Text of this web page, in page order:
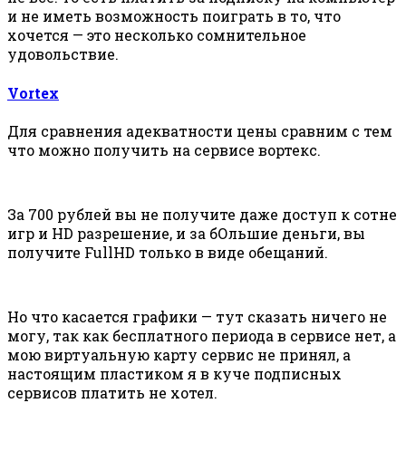
и не иметь возможность поиграть в то, что
хочется — это несколько сомнительное
удовольствие.
Vortex
Для сравнения адекватности цены сравним с тем
что можно получить на сервисе вортекс.
За 700 рублей вы не получите даже доступ к сотне
игр и HD разрешение, и за бОльшие деньги, вы
получите FullHD только в виде обещаний.
Но что касается графики — тут сказать ничего не
могу, так как бесплатного периода в сервисе нет, а
мою виртуальную карту сервис не принял, а
настоящим пластиком я в куче подписных
сервисов платить не хотел.